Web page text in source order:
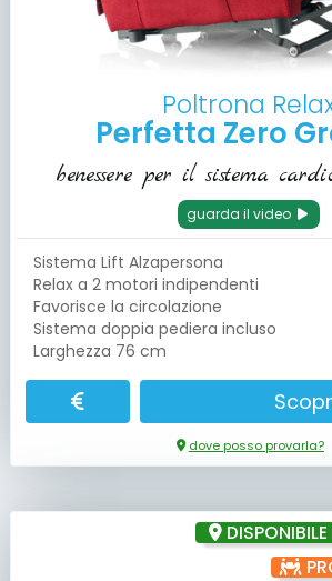
Poltrona
Perfetta Zero
benessere per il sistema
guarda il video
Sistema Lift Alzapersona
Relax a 2 motori indipendenti
Favorisce la circolazione
Sistema doppia pediera incluso
Larghezza 76 cm
dove posso provarla?